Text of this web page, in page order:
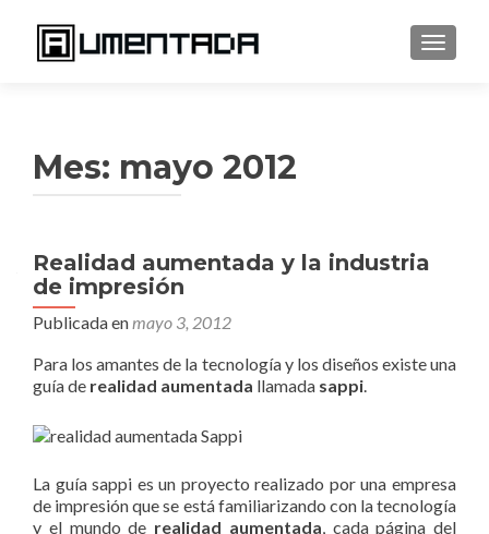
Mes: mayo 2012
Realidad aumentada y la industria
de impresión
Publicada enmayo 3, 2012
Para los amantes de la tecnología y los diseños existe una
guía de realidad aumentada llamada sappi.
La guía sappi es un proyecto realizado por una empresa
de impresión que se está familiarizando con la tecnología
y el mundo de realidad aumentada, cada página del
Navegación
de
entradas